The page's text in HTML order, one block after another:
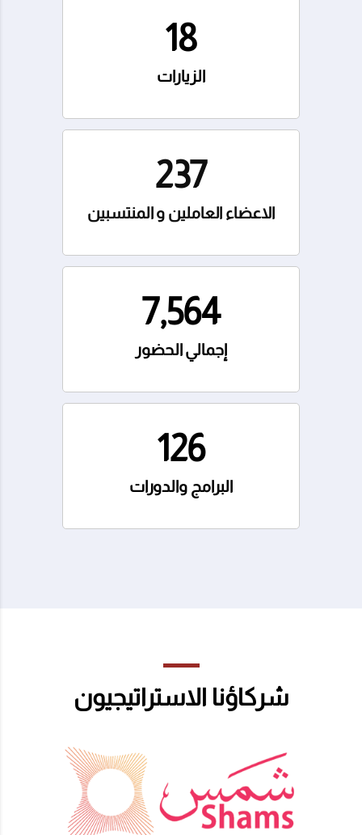
18
الزيارات
237
الاعضاء العاملين و المنتسبين
7,564
إجمالي الحضور
126
البرامج والدورات
شركاؤنا الاستراتيجيون